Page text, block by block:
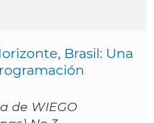
Brasil: Una
de WIEGO